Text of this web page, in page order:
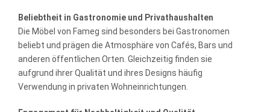
Beliebtheit in Gastronomie und Privathaushalten
Die Möbel von Fameg sind besonders bei Gastronomen
beliebt und prägen die Atmosphäre von Cafés, Bars und
anderen öffentlichen Orten. Gleichzeitig finden sie
aufgrund ihrer Qualität und ihres Designs häufig
Verwendung in privaten Wohneinrichtungen.